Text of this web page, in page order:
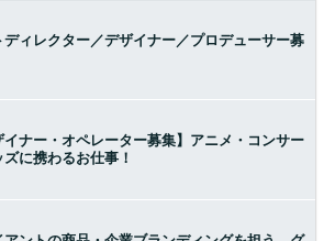
ディレクター／デザイナー／プロデューサー募
イナー・オペレーター募集】アニメ・コンサー
ズに携わるお仕事！